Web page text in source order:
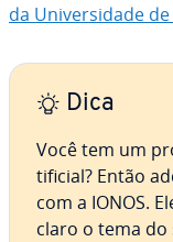
da Uni­ver­si­dade
Dica
Você tem um
ti­fi­cial? Então
com a IONOS.
claro o tema do